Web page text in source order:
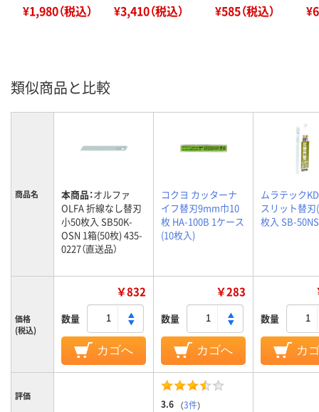
¥1,980（税込） ¥3,410（税込） ¥585（税込）
類似商品と比較
商品名 本商品：オルファ
OLFA 折線なし替刃
小50枚入 SB50K-
OSN 1箱(50枚) 435-
0227（直送品）
コクヨ カッターナ
イフ替刃9mm巾10
枚 HA-100B 1ケース
(10枚入)
ムラテック
スリット替刃
枚入 SB-
価格
(税込)
￥832
数量
カゴへ
￥283
数量
カゴへ
数量
カ
評価
3.6 （3件）